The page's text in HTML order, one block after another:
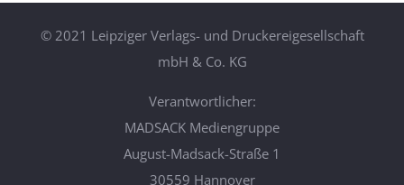
©2021 Leipziger Verlags- und Druckereigesellschaft
mbH & Co. KG
Verantwortlicher:
MADSACK Mediengruppe
August-Madsack-Straße 1
30559 Hannover